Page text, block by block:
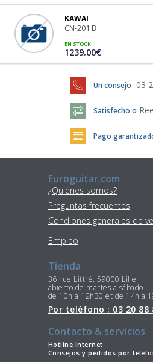
KAWAI
CN-201 B
EN STOCK
1239.00€
Un consejo 03
Satisfecho o
Pago
Euroguitar.com
¿Quienes somos?
Preguntas frecuentes
Condiones generales de
Empleo
Tienda
36 rue Littré, 59000 Lille
abierto de martes a sábado
de 10h a 12h30 et de 14h a
Por teléfono : 03 20 88
Contacto & servicios
Hotline Internet
Consejos y pedidos por